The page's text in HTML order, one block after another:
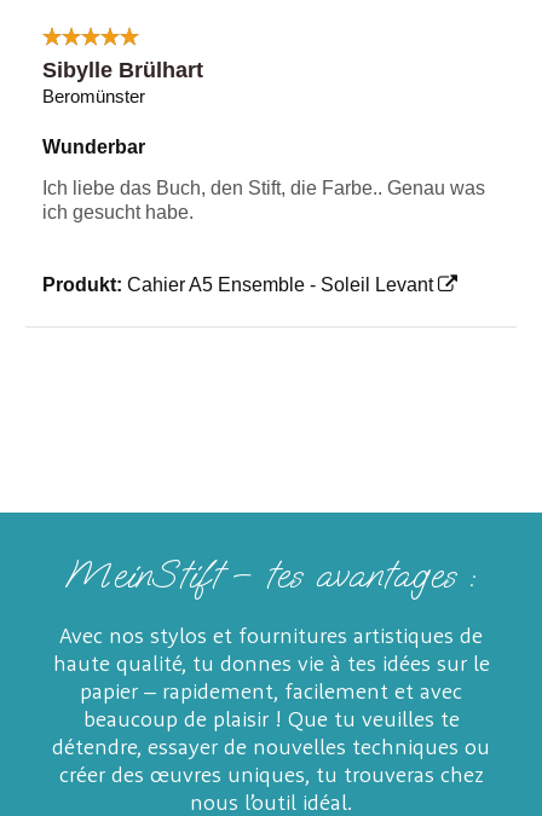
Sibylle Brülhart
Beromünster
Wunderbar
Ich liebe das Buch, den Stift, die Farbe.. Genau was
ich gesucht habe.
Produkt: Cahier A5 Ensemble - Soleil Levant
MeinStift – tes avantages :
Avec nos stylos et fournitures artistiques de
haute qualité, tu donnes vie à tes idées sur le
papier – rapidement, facilement et avec
beaucoup de plaisir ! Que tu veuilles te
détendre, essayer de nouvelles techniques ou
créer des œuvres uniques, tu trouveras chez
nous l’outil idéal.